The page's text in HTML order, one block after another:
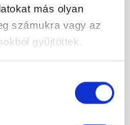
más olyan
számukra vagy az
gyűjtöttek.